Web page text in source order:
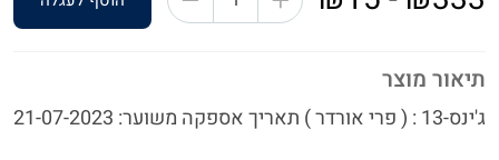
תיאור מוצר
ג'ינס-13 : ( פרי אורדר ) תאריך אספקה משוער: 21-07-2023